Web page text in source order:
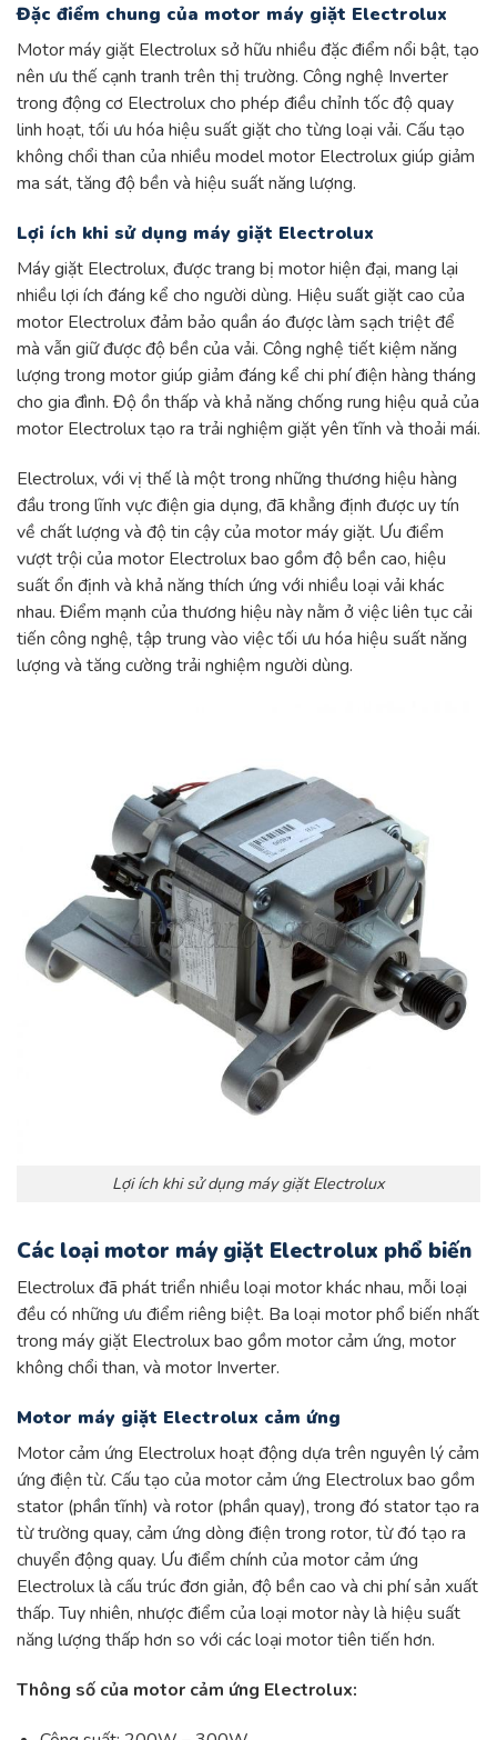
Đặc điểm chung của motor máy giặt Electrolux
Motor máy giặt Electrolux sở hữu nhiều đặc điểm nổi bật, tạo
nên ưu thế cạnh tranh trên thị trường. Công nghệ Inverter
trong động cơ Electrolux cho phép điều chỉnh tốc độ quay
linh hoạt, tối ưu hóa hiệu suất giặt cho từng loại vải. Cấu tạo
không chổi than của nhiều model motor Electrolux giúp giảm
ma sát, tăng độ bền và hiệu suất năng lượng.
Lợi ích khi sử dụng máy giặt Electrolux
Máy giặt Electrolux, được trang bị motor hiện đại, mang lại
nhiều lợi ích đáng kể cho người dùng. Hiệu suất giặt cao của
motor Electrolux đảm bảo quần áo được làm sạch triệt để
mà vẫn giữ được độ bền của vải. Công nghệ tiết kiệm năng
lượng trong motor giúp giảm đáng kể chi phí điện hàng tháng
cho gia đình. Độ ồn thấp và khả năng chống rung hiệu quả của
motor Electrolux tạo ra trải nghiệm giặt yên tĩnh và thoải mái.
Electrolux, với vị thế là một trong những thương hiệu hàng
đầu trong lĩnh vực điện gia dụng, đã khẳng định được uy tín
về chất lượng và độ tin cậy của motor máy giặt. Ưu điểm
vượt trội của motor Electrolux bao gồm độ bền cao, hiệu
suất ổn định và khả năng thích ứng với nhiều loại vải khác
nhau. Điểm mạnh của thương hiệu này nằm ở việc liên tục cải
tiến công nghệ, tập trung vào việc tối ưu hóa hiệu suất năng
lượng và tăng cường trải nghiệm người dùng.
Lợi ích khi sử dụng máy giặt Electrolux
Các loại motor máy giặt Electrolux phổ biến
Electrolux đã phát triển nhiều loại motor khác nhau, mỗi loại
đều có những ưu điểm riêng biệt. Ba loại motor phổ biến nhất
trong máy giặt Electrolux bao gồm motor cảm ứng, motor
không chổi than, và motor Inverter.
Motor máy giặt Electrolux cảm ứng
Motor cảm ứng Electrolux hoạt động dựa trên nguyên lý cảm
ứng điện từ. Cấu tạo của motor cảm ứng Electrolux bao gồm
stator (phần tĩnh) và rotor (phần quay), trong đó stator tạo ra
từ trường quay, cảm ứng dòng điện trong rotor, từ đó tạo ra
chuyển động quay. Ưu điểm chính của motor cảm ứng
Electrolux là cấu trúc đơn giản, độ bền cao và chi phí sản xuất
thấp. Tuy nhiên, nhược điểm của loại motor này là hiệu suất
năng lượng thấp hơn so với các loại motor tiên tiến hơn.
Thông số của motor cảm ứng Electrolux: